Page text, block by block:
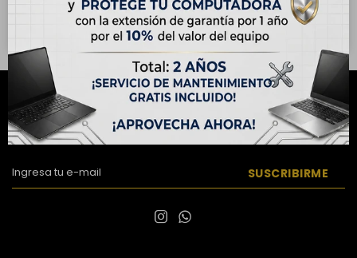
Hasta en 12 cuotas de
USD 1.25
Hasta en 12 cuotas de
USD 0.75
¡Suscribite y recibí todas nuestras novedades!
SUSCRIBIRME
 